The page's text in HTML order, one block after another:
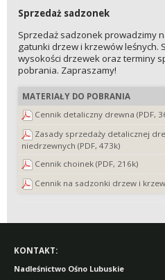
Sprzedaż sadzonek
Sprzedaż sadzonek prowadzimy
gatunki drzew i krzewów leśnych.
wysokości drzewek oraz terminy
pobrania. Zapraszamy!
MATERIAŁY DO POBRANIA
Cennik detaliczny drewna (PDF,
Zasady sprzedaży detalicznej
niedrzewnych (PDF, 473k)
Cennik choinek (PDF, 216k)
Cennik na sadzonki drzew i
KONTAKT:
Nadleśnictwo Ośno Lubuskie